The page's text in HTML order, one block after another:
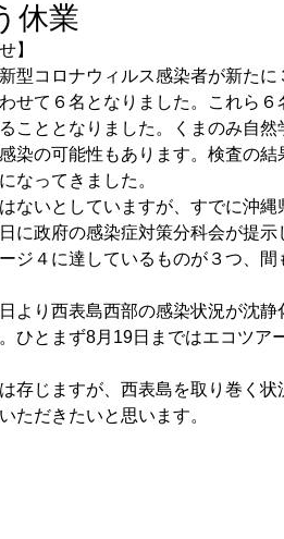
休業
】
コロナウィルス感染者が新たに
せて６名となりました。これら６
こととなりました。くまのみ自然
染の可能性もあります。検査の結
なってきました。
いとしていますが、すでに沖縄
に政府の感染症対策分科会が提示
ジ４に達しているものが３つ、間
り西表島西部の感染状況が沈静
ひとまず8月19日まではエコツア
じますが、西表島を取り巻く状
ただきたいと思います。